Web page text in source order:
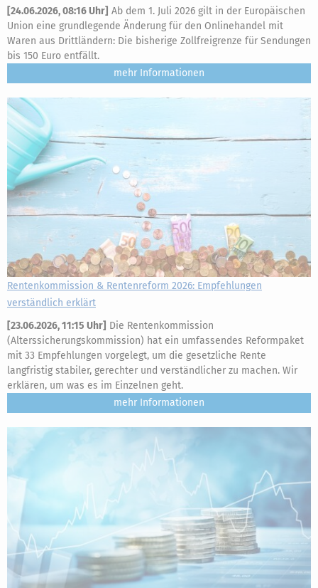
[24.06.2026, 08:16 Uhr] Ab dem 1. Juli 2026 gilt in der Europäischen
Union eine grundlegende Änderung für den Onlinehandel mit
Waren aus Drittländern: Die bisherige Zollfreigrenze für Sendungen
bis 150 Euro entfällt.
mehr
Rentenkommission & Rentenreform 2026: Empfehlungen
verständlich erklärt
[23.06.2026, 11:15 Uhr] Die Rentenkommission
(Alterssicherungskommission) hat ein umfassendes Reformpaket
mit 33 Empfehlungen vorgelegt, um die gesetzliche Rente
langfristig stabiler, gerechter und verständlicher zu machen. Wir
erklären, um was es im Einzelnen geht.
mehr